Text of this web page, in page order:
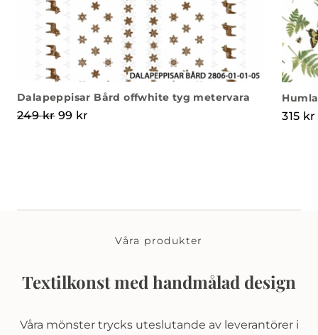
Dalapeppisar Bård offwhite tyg metervara
249kr Det ursprungliga priset var: 249 kr.
99 kr 315 kr
Våra produkter
Textilkonst med handmålad design
Våra mönster trycks uteslutande av leverantörer i